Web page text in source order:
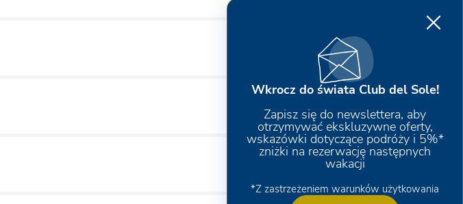
Wkrocz do świata Club del Sole!
Zapisz się do newslettera, aby
otrzymywać ekskluzywne oferty,
wskazówki dotyczące podróży i 5%*
zniżki na rezerwację następnych
wakacji
*Z zastrzeżeniem warunków użytkowania